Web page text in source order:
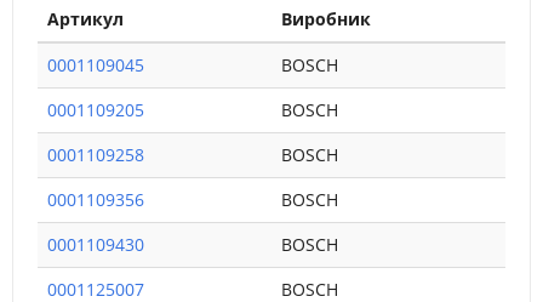
Артикул
Виробник
0001109045
BOSCH
0001109205
BOSCH
0001109258
BOSCH
0001109356
BOSCH
0001109430
BOSCH
0001125007
BOSCH